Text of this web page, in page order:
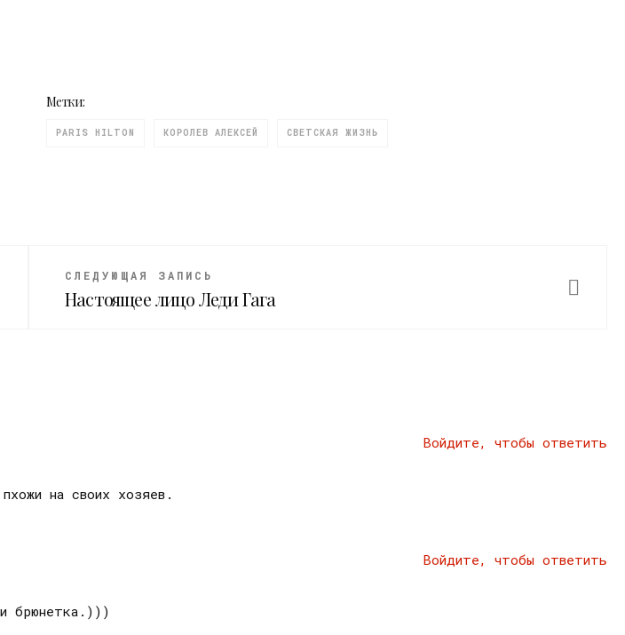
Метки:
PARIS HILTON КОРОЛЕВ АЛЕКСЕЙ СВЕТСКАЯ ЖИЗНЬ
СЛЕДУЮЩАЯ ЗАПИСЬ
Настоящее лицо Леди Гага
на своих хозяев.
Войдите, чтобы ответить
брюнетка.)))
Войдите, чтобы ответить